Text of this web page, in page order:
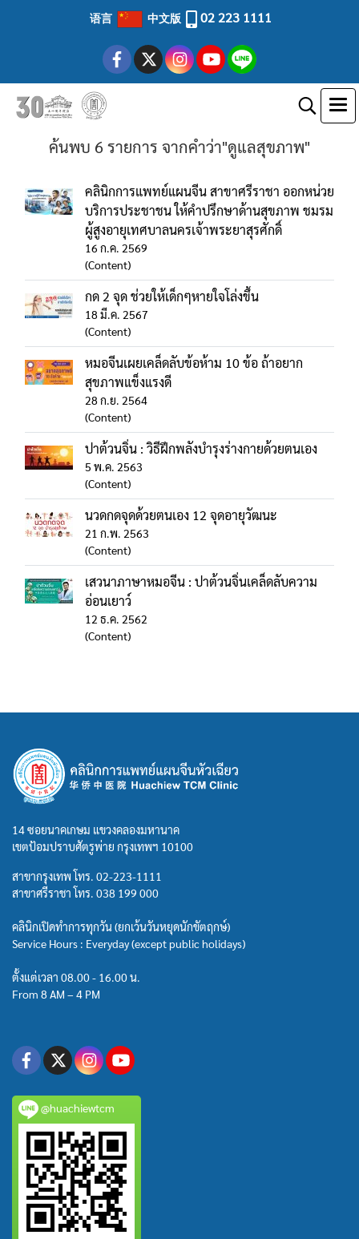
语言 中文版 02 223 1111
ค้นพบ 6 รายการ จากคำว่า"ดูแลสุขภาพ"
คลินิกการแพทย์แผนจีน สาขาศรีราชา ออกหน่วย
บริการประชาชน ให้คำปรึกษาด้านสุขภาพ ชมรม
ผู้สูงอายุเทศบาลนครเจ้าพระยาสุรศักดิ์
16 ก.ค. 2569
(Content)
กด 2 จุด ช่วยให้เด็กๆหายใจโล่งขึ้น
18 มี.ค. 2567
(Content)
หมอจีนเผยเคล็ดลับข้อห้าม 10 ข้อ ถ้าอยาก
สุขภาพแข็งแรงดี
28 ก.ย. 2564
(Content)
ปาต้วนจิ่น : วิธีฝึกพลังบำรุงร่างกายด้วยตนเอง
5 พ.ค. 2563
(Content)
นวดกดจุดด้วยตนเอง 12 จุดอายุวัฒนะ
21 ก.พ. 2563
(Content)
เสวนาภาษาหมอจีน : ปาต้วนจิ่นเคล็ดลับความ
อ่อนเยาว์
12 ธ.ค. 2562
(Content)
14 ซอยนาคเกษม แขวงคลองมหานาค
เขตป้อมปราบศัตรูพ่าย กรุงเทพฯ 10100
สาขากรุงเทพ โทร. 02-223-1111
สาขาศรีราชา โทร. 038 199 000
คลินิกเปิดทำการทุกวัน (ยกเว้นวันหยุดนักขัตฤกษ์)
Service Hours : Everyday (except public holidays)
ตั้งแต่เวลา 08.00 - 16.00 น.
From 8 AM – 4 PM
@huachiewtcm